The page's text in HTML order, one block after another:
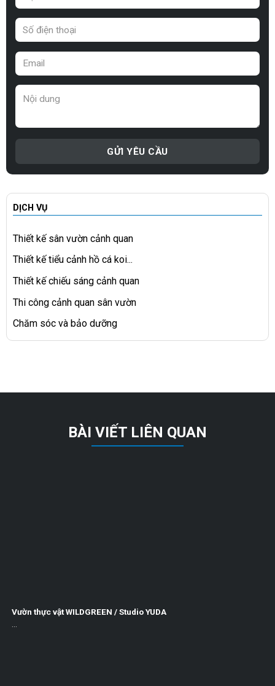
DỊCH VỤ
Thiết kế sân vườn cảnh quan
Thiết kế tiểu cảnh hồ cá koi...
Thiết kế chiếu sáng cảnh quan
Thi công cảnh quan sân vườn
Chăm sóc và bảo dưỡng
BÀI VIẾT LIÊN QUAN
Vườn thực vật WILDGREEN / Studio YUDA
...